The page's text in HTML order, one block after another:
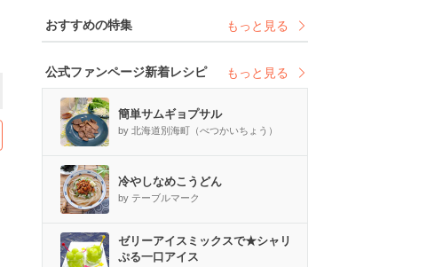
おすすめの特集 もっと見る
公式ファンページ新着レシピ もっと見る
簡単サムギョプサル
by 北海道別海町（べつかいちょう）
冷やしなめこうどん
by テーブルマーク
ゼリーアイスミックスで★シャリ
ぷる一口アイス